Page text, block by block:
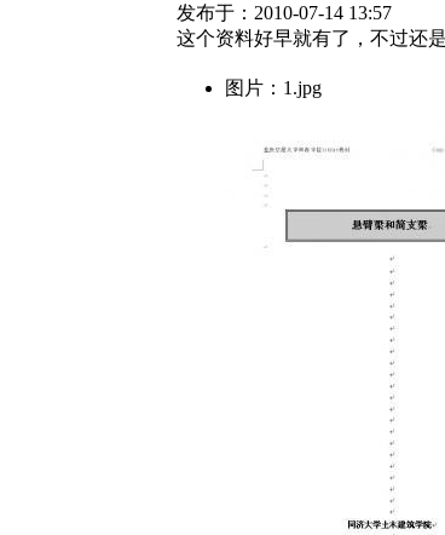
发布于：2010-07-14 13:57
这个资料好早就有了，不过还
图片：1.jpg